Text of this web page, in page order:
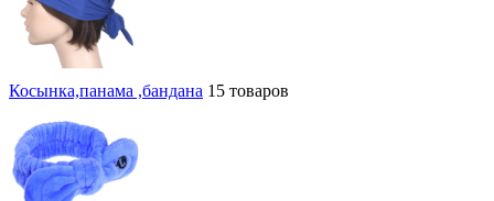
Косынка,панама ,бандана 15 товаров